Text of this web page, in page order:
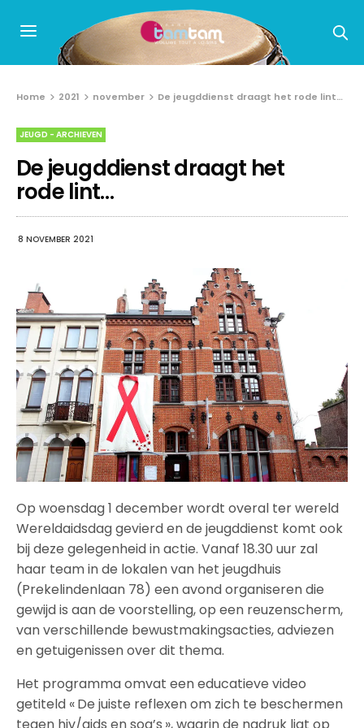
Home 2021 november De jeugddienst draagt het rode lint…
JEUGD - ARCHIEVEN
De jeugddienst draagt het
rode lint…
8 NOVEMBER 2021
Op woensdag 1 december wordt overal ter wereld
Wereldaidsdag gevierd en de jeugddienst komt ook
bij deze gelegenheid in actie. Vanaf 18.30 uur zal
haar team in de lokalen van het jeugdhuis
(Prekelindenlaan 78) een avond organiseren die
gewijd is aan de voorstelling, op een reuzenscherm,
van verschillende bewustmakingsacties, adviezen
en getuigenissen over dit thema.
Het programma omvat een educatieve video
getiteld « De juiste reflexen om zich te beschermen